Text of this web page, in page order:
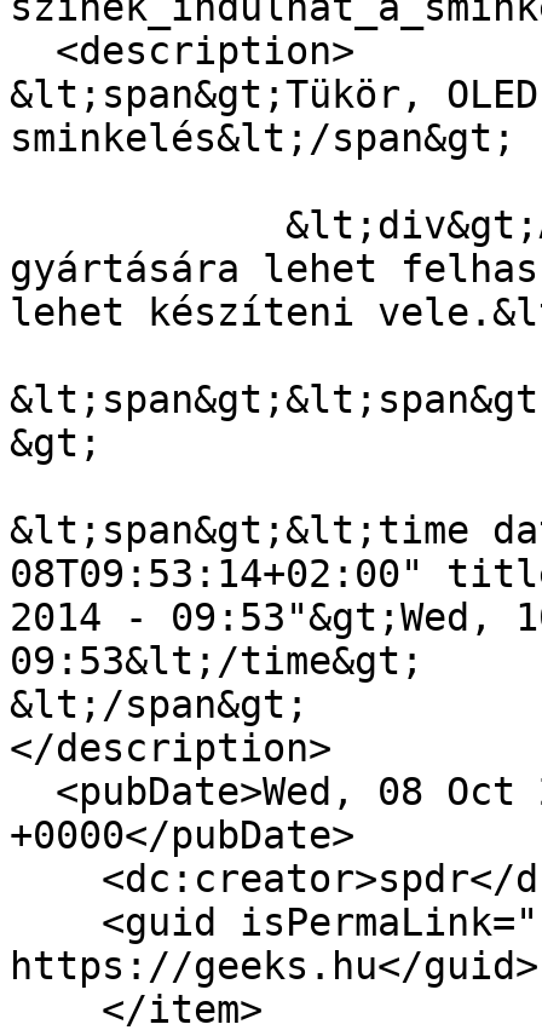
&lt;span&gt;Tükör,
sminkelés&lt;/span&gt;
gyártására lehet
lehet készíteni
&gt;
&lt;span&gt;&lt;time
08T09:53:14+02:00"
2014 - 09:53"&gt;Wed,
09:53&lt;/time&gt;
&lt;/span&gt;
</description>
+0000</pubDate>
https://geeks.hu</guid>